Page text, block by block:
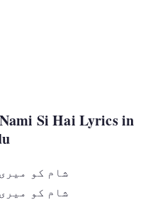
Si Hai Lyrics in
شام کو
شام کو